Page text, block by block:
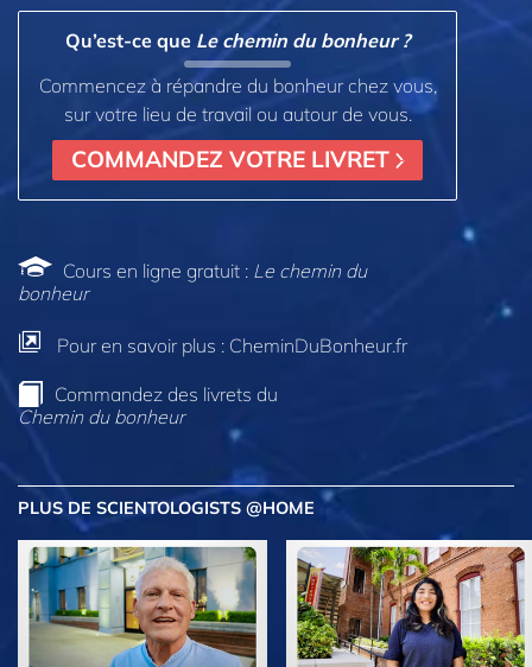
Qu’est-ce que Le chemin du bonheur ?
Commencez à répandre du bonheur chez vous,
sur votre lieu de travail ou autour de vous.
COMMANDEZ VOTRE LIVRET
Cours en ligne gratuit : Le chemin du
bonheur
Pour en savoir plus : CheminDuBonheur.fr
Commandez des livrets du
Chemin du bonheur
PLUS DE SCIENTOLOGISTS @HOME